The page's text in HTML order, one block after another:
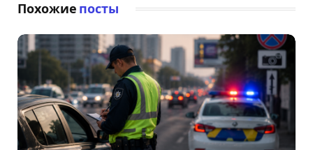
Похожие посты